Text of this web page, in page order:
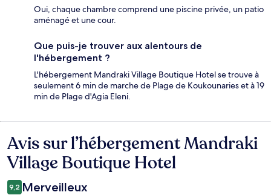
Oui, chaque chambre comprend une piscine privée, un patio
aménagé et une cour.
Que puis-je trouver aux alentours de
l'hébergement ?
L'hébergement Mandraki Village Boutique Hotel se trouve à
seulement 6 min de marche de Plage de Koukounaries et à 19
min de Plage d'Agia Eleni.
Avis
Avis sur l’hébergement Mandraki
Village Boutique Hotel
9,2 Merveilleux